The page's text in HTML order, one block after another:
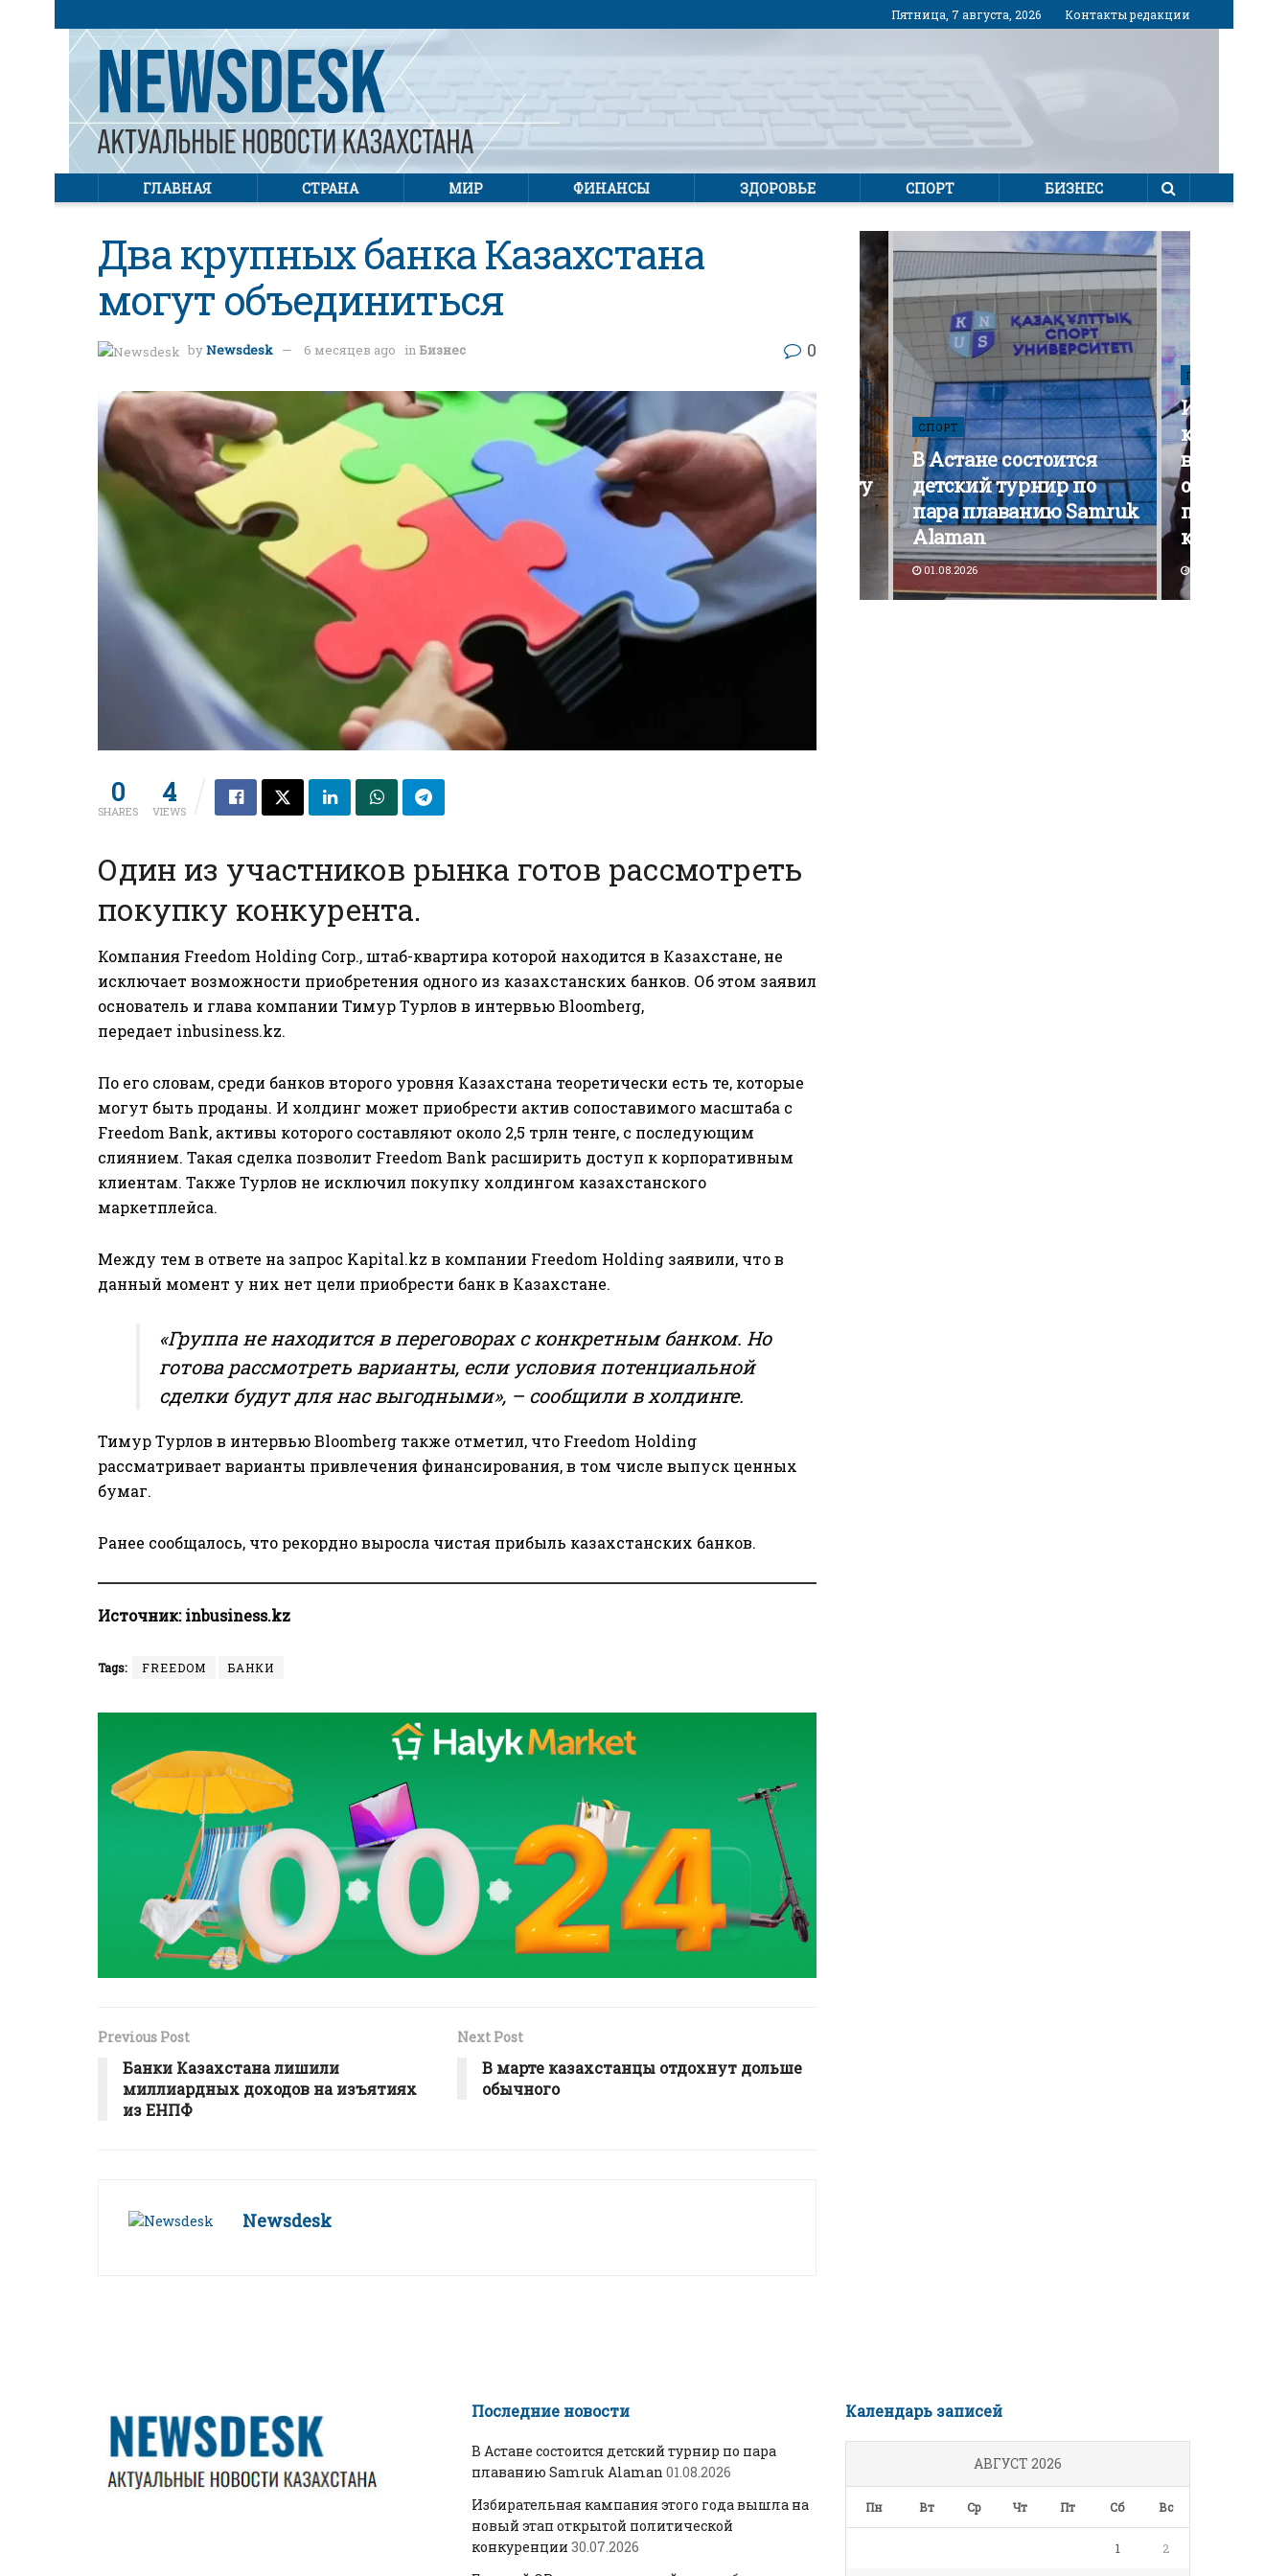
Пятница, 7 августа, 2026 Контакты редакции
ГЛАВНАЯ СТРАНА МИР ФИНАНСЫ ЗДОРОВЬЕ СПОРТ БИЗНЕС
Два крупных банка Казахстана
могут объединиться
byNewsdesk 6 месяцев ago inБизнес 0
0
SHARES
4
VIEWS
Один из участников рынка готов рассмотреть
покупку конкурента.
Компания Freedom Holding Corp., штаб-квартира которой находится в Казахстане, не
исключает возможности приобретения одного из казахстанских банков. Об этом заявил
основатель и глава компании Тимур Турлов в интервью Bloomberg,
передает inbusiness.kz.
По его словам, среди банков второго уровня Казахстана теоретически есть те, которые
могут быть проданы. И холдинг может приобрести актив сопоставимого масштаба с
Freedom Bank, активы которого составляют около 2,5 трлн тенге, с последующим
слиянием. Такая сделка позволит Freedom Bank расширить доступ к корпоративным
клиентам. Также Турлов не исключил покупку холдингом казахстанского
маркетплейса.
Между тем в ответе на запрос Kapital.kz в компании Freedom Holding заявили, что в
данный момент у них нет цели приобрести банк в Казахстане.
«Группа не находится в переговорах с конкретным банком. Но
готова рассмотреть варианты, если условия потенциальной
сделки будут для нас выгодными», – сообщили в холдинге.
Тимур Турлов в интервьюBloomberg также отметил, что Freedom Holding
рассматривает варианты привлечения финансирования, в том числе выпуск ценных
бумаг.
Ранее сообщалось, что рекордновыросла чистая прибыль казахстанских банков.
Источник:inbusiness.kz
Tags: FREEDOM БАНКИ
Previous Post
Банки Казахстана лишили
миллиардных доходов на изъятиях
из ЕНПФ
Next Post
В марте казахстанцы отдохнут дольше
обычного
Newsdesk
БИЗНЕС
Wildberries начал охоту
за складами в
Казахстане
29.07.2026
СПОРТ
В Астане состоится
детский турнир по
пара плаванию Samruk
Alaman
01.08.2026
ПОЛИТИКА
кампания
вышла на
открытой
30.07.2026
Последние новости
В Астане состоится детский турнир по пара
плаванию Samruk Alaman 01.08.2026
Избирательная кампания этого года вышла на
новый этап открытой политической
конкуренции 30.07.2026
Календарь записей
АВГУСТ 2026
Пн Вт Ср Чт Пт Сб Вс
1 2